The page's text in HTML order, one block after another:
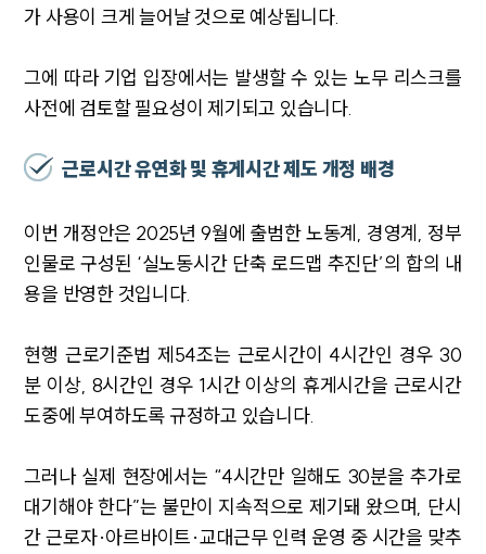
가 사용이 크게 늘어날 것으로 예상됩니다.
그에 따라 기업 입장에서는 발생할 수 있는 노무 리스크를
사전에 검토할 필요성이 제기되고 있습니다.
근로시간 유연화 및 휴게시간 제도 개정 배경
이번 개정안은 2025년 9월에 출범한 노동계, 경영계, 정부
인물로 구성된 ‘실노동시간 단축 로드맵 추진단’의 합의 내
용을 반영한 것입니다.
현행 근로기준법 제54조는 근로시간이 4시간인 경우 30
분 이상, 8시간인 경우 1시간 이상의 휴게시간을 근로시간
도중에 부여하도록 규정하고 있습니다.
그러나 실제 현장에서는 “4시간만 일해도 30분을 추가로
대기해야 한다”는 불만이 지속적으로 제기돼 왔으며, 단시
간 근로자·아르바이트·교대근무 인력 운영 중 시간을 맞추